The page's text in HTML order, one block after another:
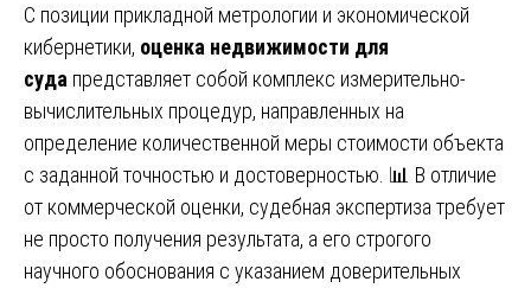
С позиции прикладной метрологии и экономической
кибернетики, оценка недвижимости для
суда представляет собой комплекс измерительно-
вычислительных процедур, направленных на
определение количественной меры стоимости объекта
с заданной точностью и достоверностью. 📊 В отличие
от коммерческой оценки, судебная экспертиза требует
не просто получения результата, а его строгого
научного обоснования с указанием доверительных